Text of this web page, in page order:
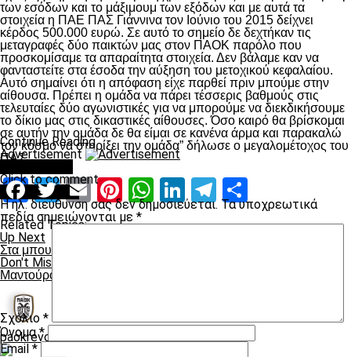
των εσόδων και το μάξιμουμ των εξόδων και με αυτά τα
στοιχεία η ΠΑΕ ΠΑΣ Γιάννινα τον Ιούνιο του 2015 δείχνει
κέρδος 500.000 ευρώ. Σε αυτό το σημείο δε δεχτήκαν τις
μεταγραφές δύο παικτών μας στον ΠΑΟΚ παρόλο που
προσκομίσαμε τα απαραίτητα στοιχεία. Δεν βάλαμε καν να
φανταστείτε στα έσοδα την αύξηση του μετοχικού κεφαλαίου.
Αυτό σημαίνει ότι η απόφαση είχε παρθεί πριν μπούμε στην
αίθουσα. Πρέπει η ομάδα να πάρει τέσσερις βαθμούς στις
τελευταίες δύο αγωνιστικές για να μπορούμε να διεκδικήσουμε
το δίκιο μας στις δικαστικές αίθουσες. Όσο καιρό θα βρίσκομαι
σε αυτήν την ομάδα δε θα είμαι σε κανένα άρμα και παρακαλώ
τον κόσμο να στηρίξει την ομάδα” δήλωσε ο μεγαλομέτοχος του
ΠΑΣ
Facebook
Twitter
EmailPinterest
WhatsApp
LinkedIn
Telegram
Related Topics:
Up Next
Στα μπουζούκια με την κούπα!
Don't Miss
Μαντούρο η επιστροφή! Εκτός ο Σκόνδρας (video)
paokrevolution
Continue Reading
Advertisement
Click to comment
Leave a Reply
Η ηλ. διεύθυνση σας δεν δημοσιεύεται. Τα υποχρεωτικά
πεδία σημειώνονται με *
Σχόλιο *
Όνομα*
Email *